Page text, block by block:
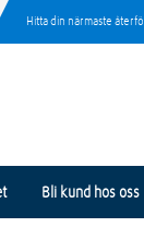
Hitta din närmaste
Bli kund hos oss